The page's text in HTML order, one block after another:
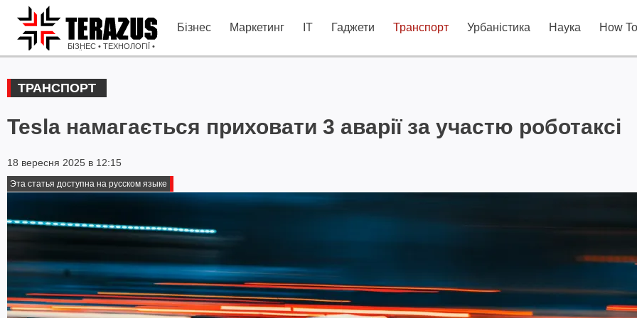
БІЗНЕС • ТЕХНОЛОГІЇ •
ІДЕЇ
Бізнес Маркетинг IT Гаджети Транспорт Урбаністика Наука How To
ТРАНСПОРТ
Tesla намагається приховати 3 аварії за участю роботаксі
18 вересня 2025 в 12:15
Эта статья доступна на русском языке